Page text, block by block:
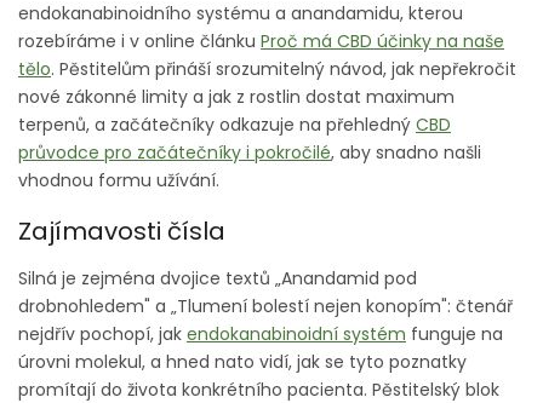
endokanabinoidního systému a anandamidu, kterou
rozebíráme i v online článku Proč má CBD účinky na naše
tělo. Pěstitelům přináší srozumitelný návod, jak nepřekročit
nové zákonné limity a jak z rostlin dostat maximum
terpenů, a začátečníky odkazuje na přehledný CBD
průvodce pro začátečníky i pokročilé, aby snadno našli
vhodnou formu užívání.
Zajímavosti čísla
Silná je zejména dvojice textů „Anandamid pod
drobnohledem" a „Tlumení bolestí nejen konopím": čtenář
nejdřív pochopí, jak endokanabinoidní systém funguje na
úrovni molekul, a hned nato vidí, jak se tyto poznatky
promítají do života konkrétního pacienta. Pěstitelský blok